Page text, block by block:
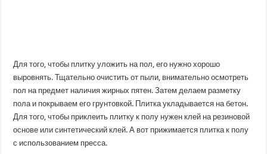
Для того, чтобы плитку уложить на пол, его нужно хорошо
выровнять. Тщательно очистить от пыли, внимательно осмотреть
пол на предмет наличия жирных пятен. Затем делаем разметку
пола и покрываем его грунтовкой. Плитка укладывается на бетон.
Для того, чтобы приклеить плитку к полу нужен клей на резиновой
основе или синтетический клей. А вот прижимается плитка к полу
с использованием пресса.